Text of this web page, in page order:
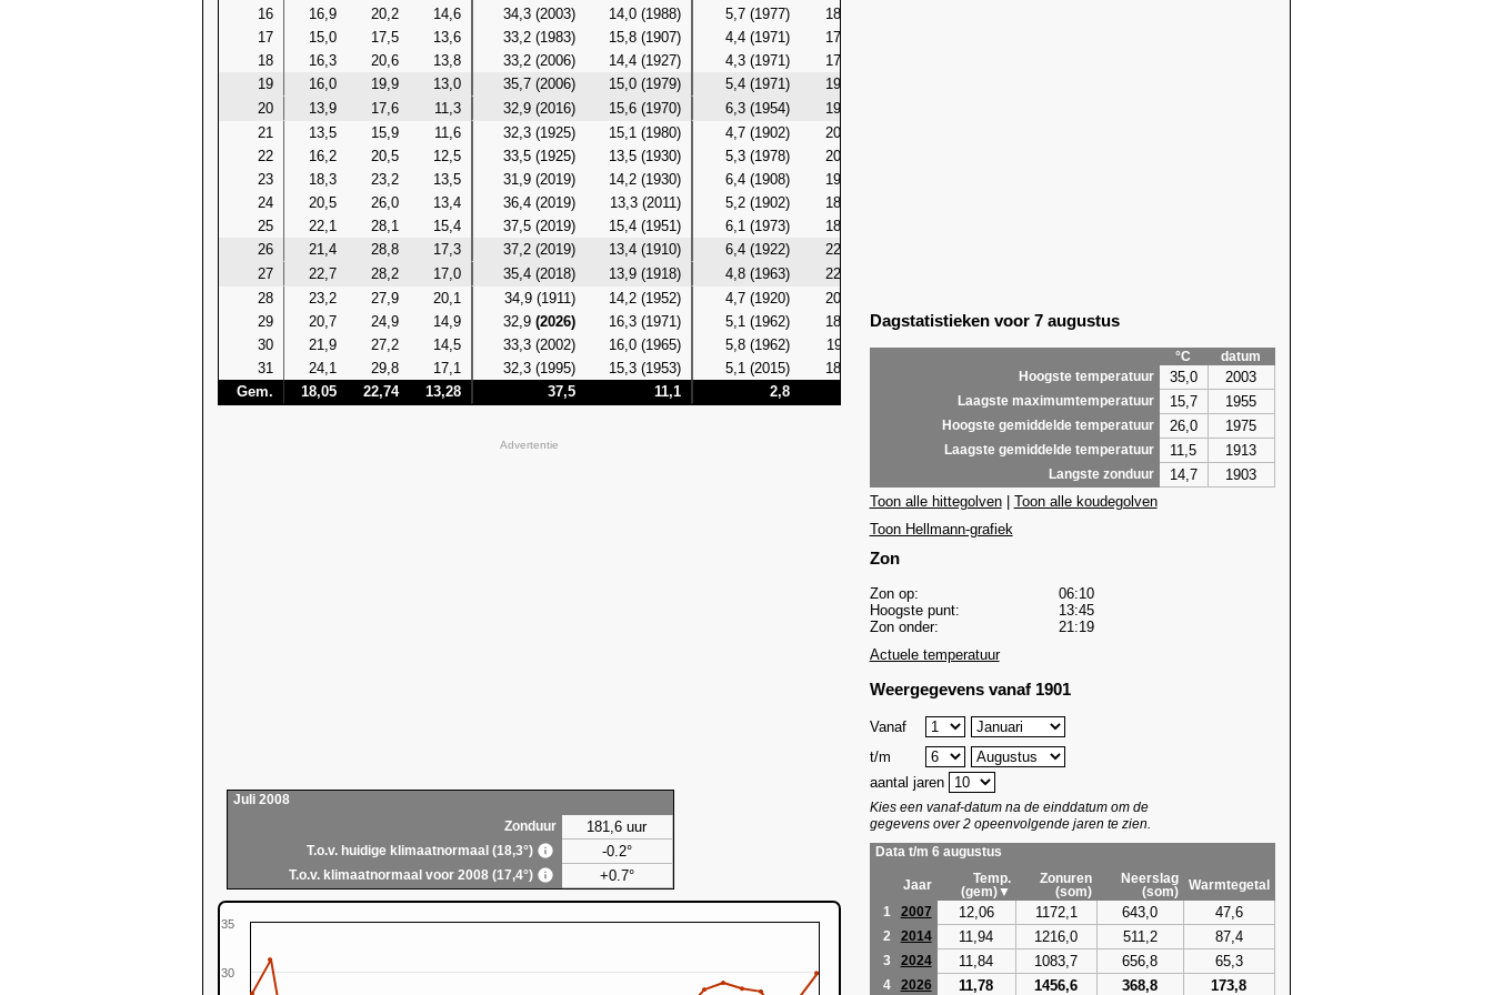
16
16,9 20,2 14,6 34,3 (2003) 14,0 (1988) 5,7 (1977) 18,9 (2003)
17
15,0 17,5 13,6 33,2 (1983) 15,8 (1907) 4,4 (1971) 17,8 (1976)
18
16,3 20,6 13,8 33,2 (2006) 14,4 (1927) 4,3 (1971) 17,8 (1921)
19
16,0 19,9 13,0 35,7 (2006) 15,0 (1979) 5,4 (1971) 19,6 (1972)
20
13,9 17,6 11,3 32,9 (2016) 15,6 (1970) 6,3 (1954) 19,6 (2006)
21
13,5 15,9 11,6 32,3 (1925) 15,1 (1980) 4,7 (1902) 20,0 (1972)
22
16,2 20,5 12,5 33,5 (1925) 13,5 (1930) 5,3 (1978) 20,4 (1925)
23
18,3 23,2 13,5 31,9 (2019) 14,2 (1930) 6,4 (1908) 19,1 (2014)
24
20,5 26,0 13,4 36,4 (2019) 13,3 (2011) 5,2 (1902) 18,7 (1969)
25
22,1 28,1 15,4 37,5 (2019) 15,4 (1951) 6,1 (1973) 18,7 (1994)
26
21,4 28,8 17,3 37,2 (2019) 13,4 (1910) 6,4 (1922) 22,3 (2019)
27
22,7 28,2 17,0 35,4 (2018) 13,9 (1918) 4,8 (1963) 22,4 (2018)
28
23,2 27,9 20,1 34,9 (1911) 14,2 (1952) 4,7 (1920) 20,1 (2008)
29
20,7 24,9 14,9 32,9 (2026) 16,3 (1971) 5,1 (1962) 18,4 (1948) 12,9 (1962)
25,3 (1911)
30
21,9 27,2 14,5 33,3 (2002) 16,0 (1965) 5,8 (1962) 19,4 (1911) 12,6 (1935)
25,2 (1948)
31
24,1 29,8 17,1 32,3 (1995) 15,3 (1953) 5,1 (2015) 18,3 (1982)
Gem.
18,05 22,74 13,28 37,5 11,1 2,8
Advertentie
Juli 2008
Zonduur
181,6 uur
T.o.v. huidige klimaatnormaal (18,3°) -0.2°
T.o.v. klimaatnormaal voor 2008 (17,4°) +0.7°
30
35
Dagstatistieken voor 7 augustus
°C
datum
Hoogste temperatuur
35,0 2003
Laagste maximumtemperatuur 15,7 1955
Hoogste gemiddelde temperatuur 26,0 1975
Laagste gemiddelde temperatuur 11,5 1913
Langste zonduur 14,7
1903
Toon alle hittegolven| Toon alle koudegolven
Toon Hellmann-grafiek
Zon
Zon op:
06:10
Hoogste punt:
13:45
Zon onder:
21:19
Actuele temperatuur
Weergegevens vanaf 1901
Vanaf
t/m
aantal jaren
Kies een vanaf-datum na de einddatum om de
gegevens over 2 opeenvolgende jaren te zien.
Data t/m 6 augustus
Jaar
Temp.
(gem)▼
Zonuren
(som)
Neerslag
(som)
Warmtegetal
1
2007 12,06 1172,1 643,0 47,6
2 2014 11,94 1216,0 511,2 87,4
3 2024 11,84 1083,7 656,8 65,3
4 2026 11,78 1456,6 368,8 173,8